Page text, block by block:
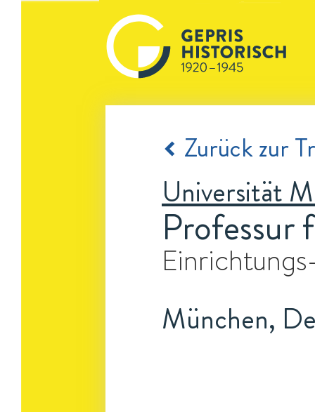
Zurück zur
Universität
Professur
München,